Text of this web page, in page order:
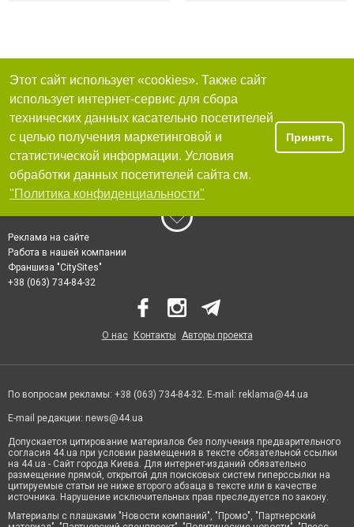
Этот сайт использует «cookies». Также сайт
использует интернет-сервис для сбора
технических данных касательно посетителей
с целью получения маркетинговой и
статистической информации. Условия
обработки данных посетителей сайта см.
"Политика конфиденциальности"
Принять
Реклама на сайте
Работа в нашей компании
Франшиза "CitySites"
+38 (063) 734-84-32
О нас Контакты Авторы проекта
По вопросам рекламы: +38 (063) 734-84-32. E-mail: reklama@44.ua
E-mail редакции: news@44.ua
Допускается цитирование материалов без получения предварительного
согласия 44.ua при условии размещения в тексте обязательной ссылки
на 44.ua - Сайт города Киева. Для интернет-изданий обязательно
размещение прямой, открытой для поисковых систем гиперссылки на
цитируемые статьи не ниже второго абзаца в тексте или в качестве
источника. Нарушение исключительных прав преследуется по закону.
Материалы с плашками "Новости компаний", "Промо", "Партнерский